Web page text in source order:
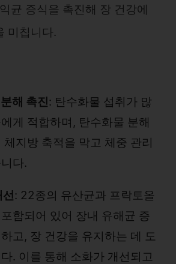
균 증식을 촉진해 장 건강에
미칩니다.
해 촉진: 탄수화물 섭취가 많
게 적합하며, 탄수화물 분해
체지방 축적을 막고 체중 관리
다.
선: 22종의 유산균과 프락토올
함되어 있어 장내 유해균 증
고, 장 건강을 유지하는 데 도
. 이를 통해 소화가 개선되고